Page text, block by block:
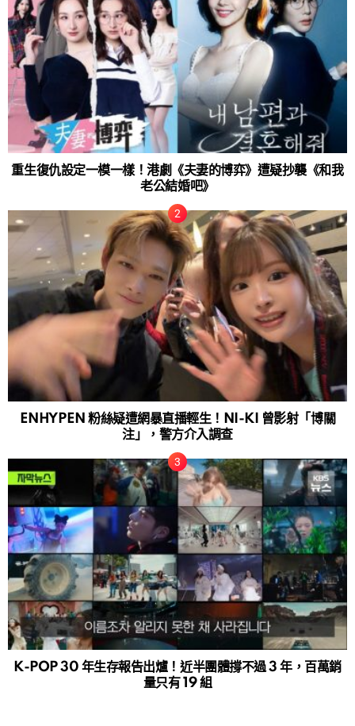
重生復仇設定一模一樣！港劇《夫妻的博弈》遭疑抄襲《和我
老公結婚吧》
ENHYPEN 粉絲疑遭網暴直播輕生！NI-KI 曾影射「博關
注」，警方介入調查
K-POP 30 年生存報告出爐！近半團體撐不過 3 年，百萬銷
量只有 19 組